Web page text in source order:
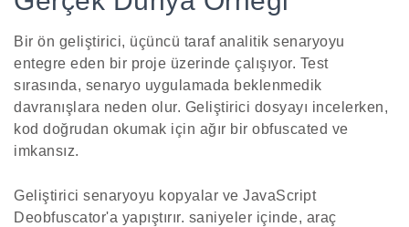
Bir ön geliştirici, üçüncü taraf analitik senaryoyu
entegre eden bir proje üzerinde çalışıyor. Test
sırasında, senaryo uygulamada beklenmedik
davranışlara neden olur. Geliştirici dosyayı incelerken,
kod doğrudan okumak için ağır bir obfuscated ve
imkansız.
Geliştirici senaryoyu kopyalar ve JavaScript
Deobfuscator'a yapıştırır. saniyeler içinde, araç